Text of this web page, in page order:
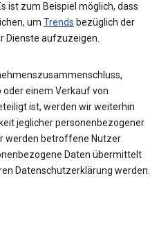
ist zum Beispiel möglich, dass
um Trends bezüglich der
Dienste aufzuzeigen.
einem Verkauf von
ist, werden wir weiterhin
jeglicher personenbezogener
werden betroffene Nutzer
Daten übermittelt
Datenschutzerklärung werden.